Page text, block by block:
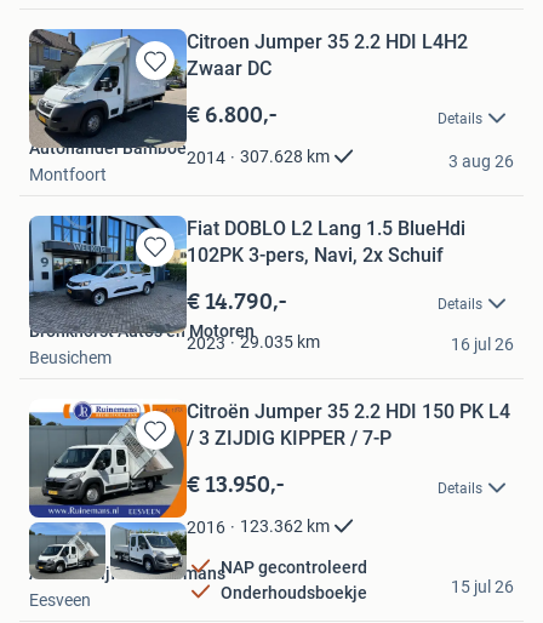
Bewaren
in
Mijn
Favorieten
Citroen Jumper 35 2.2 HDI L4H2
Zwaar DC
€ 6.800,- Details
2014 307.628 km
Autohandel Bamboe
Montfoort
3 aug 26
Bewaren
in
Mijn
Favorieten
Fiat DOBLO L2 Lang 1.5 BlueHdi
102PK 3-pers, Navi, 2x Schuif
€ 14.790,- Details
2023 29.035 km
Bronkhorst Auto's en Motoren
Beusichem
16 jul 26
Bewaren
in
Mijn
Favorieten
Citroën Jumper 35 2.2 HDI 150 PK L4
/ 3 ZIJDIG KIPPER / 7-P
€ 13.950,- Details
2016 123.362 km
NAP gecontroleerd
Onderhoudsboekje
Autobedrijf J. Ruinemans
Eesveen
15 jul 26